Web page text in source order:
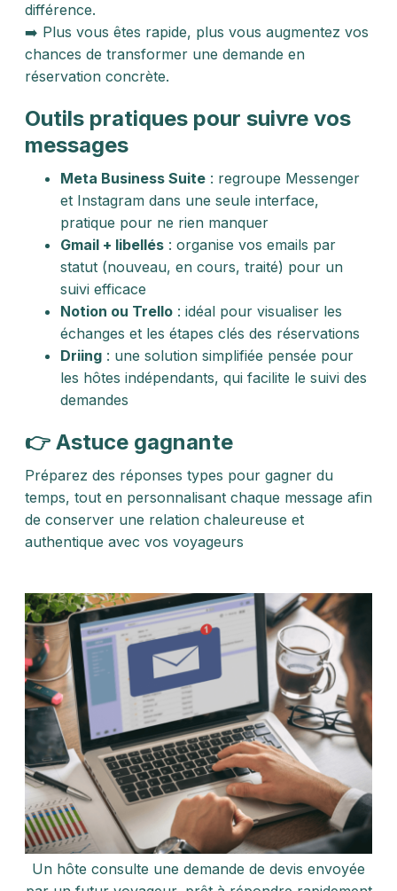
différence.
➡️ Plus vous êtes rapide, plus vous augmentez vos
chances de transformer une demande en
réservation concrète.
Outils pratiques pour suivre vos
messages
Meta Business Suite : regroupe Messenger
et Instagram dans une seule interface,
pratique pour ne rien manquer
Gmail + libellés : organise vos emails par
statut (nouveau, en cours, traité) pour un
suivi efficace
Notion ou Trello : idéal pour visualiser les
échanges et les étapes clés des réservations
Driing : une solution simplifiée pensée pour
les hôtes indépendants, qui facilite le suivi des
demandes
👉 Astuce gagnante
Préparez des réponses types pour gagner du
temps, tout en personnalisant chaque message afin
de conserver une relation chaleureuse et
authentique avec vos voyageurs
Un hôte consulte une demande de devis envoyée